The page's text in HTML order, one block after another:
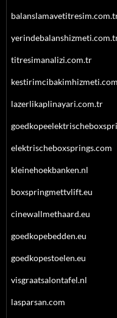
titresimanalizi.com.tr
lazerlikaplinayari.com.tr
elektrischeboxsprings.com
kleinehoekbanken.nl
boxspringmettvlift.eu
cinewallmethaard.eu
goedkopebedden.eu
goedkopestoelen.eu
visgraatsalontafel.nl
lasparsan.com